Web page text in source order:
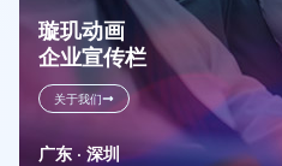
璇玑动画
企业宣传栏
关于我们
广东 · 深圳